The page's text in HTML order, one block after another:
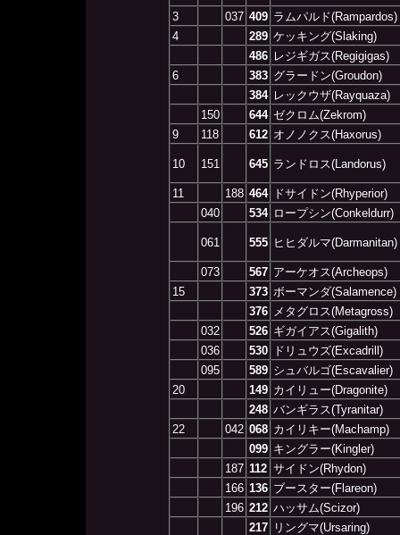
3 037 409 ラムパルド(Rampardos)
4
289 ケッキング(Slaking)
486 レジギガス(Regigigas)
6
383 グラードン(Groudon)
384 レックウザ(Rayquaza)
150
644 ゼクロム(Zekrom)
9
118 612 オノノクス(Haxorus)
10 151 645 ランドロス(Landorus)
11 188 464
ドサイドン(Rhyperior)
040
534 ロープシン(Conkeldurr)
061 555 ヒヒダルマ(Darmanitan)
073 567 アーケオス(Archeops)
15
373 ボーマンダ(Salamence)
376
メタグロス(Metagross)
032
526 ギガイアス(Gigalith)
036
530
ドリュウズ(Excadrill)
095
589 シュバルゴ(Escavalier)
20
149 カイリュー(Dragonite)
248 バンギラス(Tyranitar)
22
042 068 カイリキー(Machamp)
099 キングラー(Kingler)
187 112 サイドン(Rhydon)
166 136 ブースター(Flareon)
196 212 ハッサム(Scizor)
217
リングマ(Ursaring)